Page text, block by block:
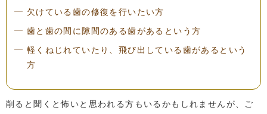
欠けている歯の修復を行いたい方
歯と歯の間に隙間のある歯があるという方
軽くねじれていたり、飛び出している歯があるという
方
削ると聞くと怖いと思われる方もいるかもしれませんが、ご